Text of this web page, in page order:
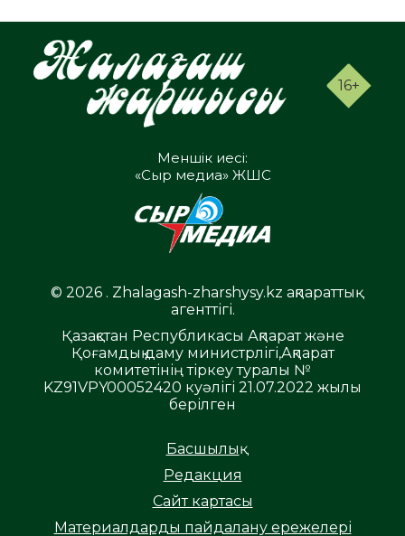
16+
Меншік иесі:
«Сыр медиа» ЖШС
© 2026 . Zhalagash-zharshysy.kz ақпараттық
агенттігі.
Қазақстан Республикасы Ақпарат және
Қоғамдық даму министрлігі,Ақпарат
комитетінің тіркеу туралы №
KZ91VPY00052420 куәлігі 21.07.2022 жылы
берілген
Басшылық
Редакция
Сайт картасы
Материалдарды пайдалану ережелері